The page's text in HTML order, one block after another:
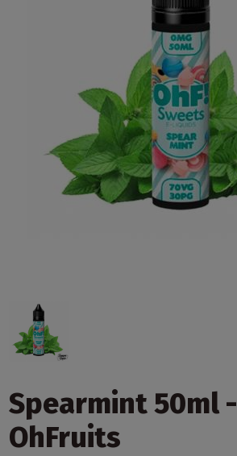
Spearmint 50ml -
OhFruits